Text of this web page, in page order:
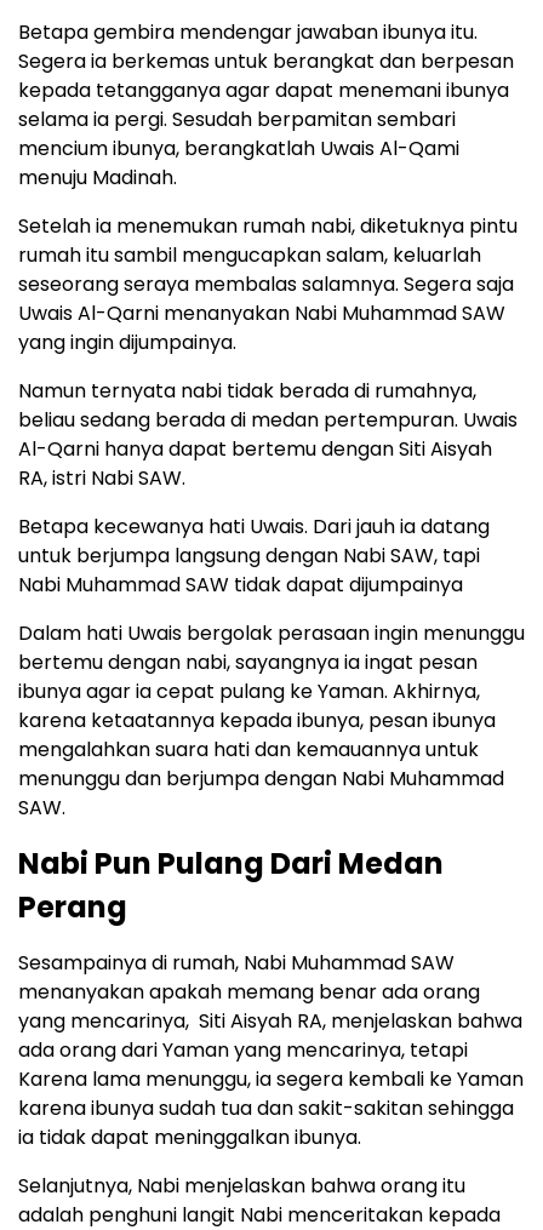
Betapa gembira mendengar jawaban ibunya itu.
Segera ia berkemas untuk berangkat dan berpesan
kepada tetangganya agar dapat menemani ibunya
selama ia pergi. Sesudah berpamitan sembari
mencium ibunya, berangkatlah Uwais Al-Qami
menuju Madinah.
Setelah ia menemukan rumah nabi, diketuknya pintu
rumah itu sambil mengucapkan salam, keluarlah
seseorang seraya membalas salamnya. Segera saja
Uwais Al-Qarni menanyakan Nabi Muhammad SAW
yang ingin dijumpainya.
Namun ternyata nabi tidak berada di rumahnya,
beliau sedang berada di medan pertempuran. Uwais
Al-Qarni hanya dapat bertemu dengan Siti Aisyah
RA, istri Nabi SAW.
Betapa kecewanya hati Uwais. Dari jauh ia datang
untuk berjumpa langsung dengan Nabi SAW, tapi
Nabi Muhammad SAW tidak dapat dijumpainya
Dalam hati Uwais bergolak perasaan ingin menunggu
bertemu dengan nabi, sayangnya ia ingat pesan
ibunya agar ia cepat pulang ke Yaman. Akhirnya,
karena ketaatannya kepada ibunya, pesan ibunya
mengalahkan suara hati dan kemauannya untuk
menunggu dan berjumpa dengan Nabi Muhammad
SAW.
Nabi Pun Pulang Dari Medan
Perang
Sesampainya di rumah, Nabi Muhammad SAW
menanyakan apakah memang benar ada orang
yang mencarinya, Siti Aisyah RA, menjelaskan bahwa
ada orang dari Yaman yang mencarinya, tetapi
Karena lama menunggu, ia segera kembali ke Yaman
karena ibunya sudah tua dan sakit-sakitan sehingga
ia tidak dapat meninggalkan ibunya.
Selanjutnya, Nabi menjelaskan bahwa orang itu
adalah penghuni langit Nabi menceritakan kepada